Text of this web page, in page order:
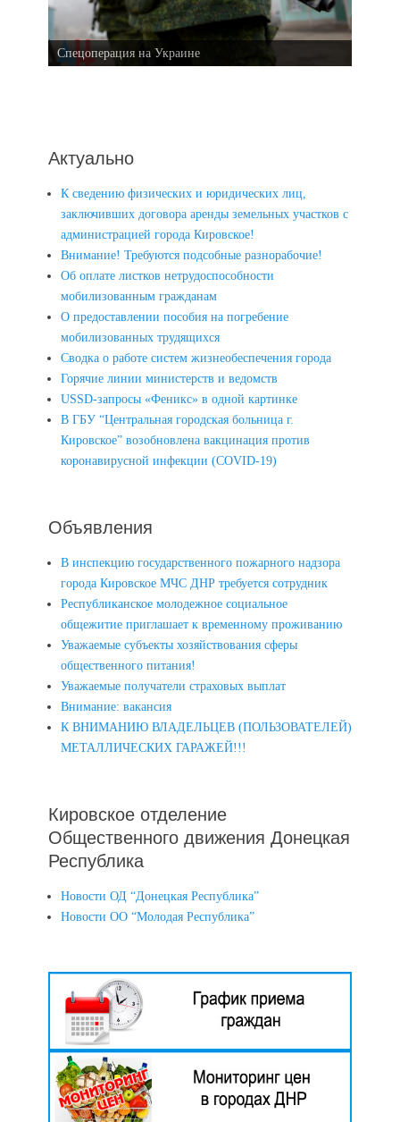
Спецоперация на Украине
Актуально
К сведению физических и юридических лиц,
заключивших договора аренды земельных участков с
администрацией города Кировское!
Внимание! Требуются подсобные разнорабочие!
Об оплате листков нетрудоспособности
мобилизованным гражданам
О предоставлении пособия на погребение
мобилизованных трудящихся
Сводка о работе систем жизнеобеспечения города
Горячие линии министерств и ведомств
USSD-запросы «Феникс» в одной картинке
В ГБУ “Центральная городская больница г.
Кировское” возобновлена вакцинация против
коронавирусной инфекции (COVID-19)
Объявления
В инспекцию государственного пожарного надзора
города Кировское МЧС ДНР требуется сотрудник
Республиканское молодежное социальное
общежитие приглашает к временному проживанию
Уважаемые субъекты хозяйствования сферы
общественного питания!
Уважаемые получатели страховых выплат
Внимание: вакансия
К ВНИМАНИЮ ВЛАДЕЛЬЦЕВ (ПОЛЬЗОВАТЕЛЕЙ)
МЕТАЛЛИЧЕСКИХ ГАРАЖЕЙ!!!
Кировское отделение
Общественного движения Донецкая
Республика
Новости ОД “Донецкая Республика”
Новости ОО “Молодая Республика”